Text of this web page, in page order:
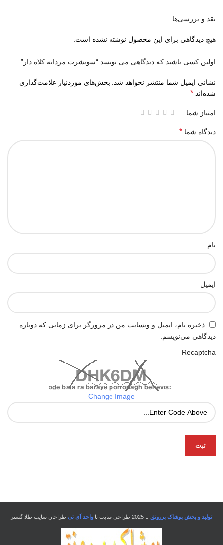
نقد و بررسی‌ها
هیچ دیدگاهی برای این محصول نوشته نشده است.
اولین کسی باشید که دیدگاهی می نویسد “سویشرت مردانه کلاه دار”
نشانی ایمیل شما منتشر نخواهد شد.
بخش‌های موردنیاز علامت‌گذاری
شده‌اند *
امتیاز شما
دیدگاه شما *
نام
ایمیل
ذخیره نام، ایمیل و وبسایت من در مرورگر برای زمانی که دوباره
دیدگاهی می‌نویسم.
Recaptcha
Change Image
تولید و پخش پوشاک پررونق واحد آی تی طراحان سایت طلا گستر